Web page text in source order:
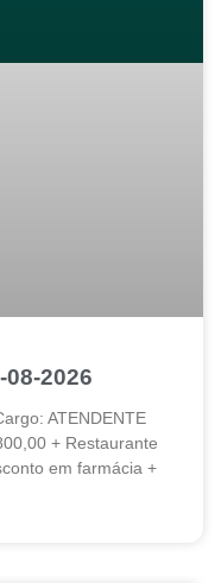
2026
ATENDENTE
+ Restaurante
em farmácia +